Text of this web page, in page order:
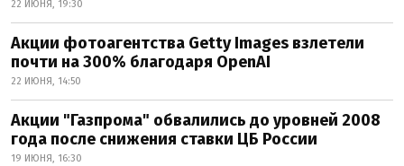
22 ИЮНЯ, 19:30
Акции фотоагентства Getty Images взлетели
почти на 300% благодаря OpenAI
22 ИЮНЯ, 14:50
Акции "Газпрома" обвалились до уровней 2008
года после снижения ставки ЦБ России
19 ИЮНЯ, 16:30